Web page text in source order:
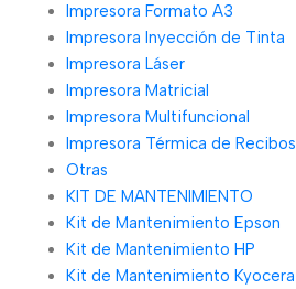
Impresora Formato A3
Impresora Inyección de Tinta
Impresora Láser
Impresora Matricial
Impresora Multifuncional
Impresora Térmica de Recibos
Otras
KIT DE MANTENIMIENTO
Kit de Mantenimiento Epson
Kit de Mantenimiento HP
Kit de Mantenimiento Kyocera